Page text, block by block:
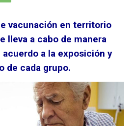
vacunación en territorio
lleva a cabo de manera
acuerdo a la exposición y
de cada grupo.